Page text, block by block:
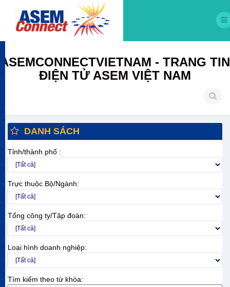
ASEMCONNECTVIETNAM - TRANG TIN
ĐIỆN TỬ ASEM VIỆT NAM
DANH SÁCH
Tỉnh/thành phố :
Trực thuộc Bộ/Ngành:
Tổng công ty/Tập đoàn:
Loại hình doanh nghiệp:
Tìm kiếm theo từ khóa: